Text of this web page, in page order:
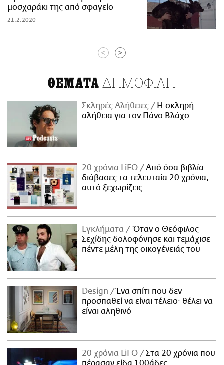
μοσχαράκι της από σφαγείο
21.2.2020
< >
ΘΕΜΑΤΑ ΔΗΜΟΦΙΛΗ
Σκληρές Αλήθειες
H σκληρή
αλήθεια για τον Πάνο Βλάχο
20 χρόνια LiFO
Από όσα βιβλία
διάβασες τα τελευταία 20 χρόνια,
αυτό ξεχωρίζεις
Εγκλήματα
Όταν ο Θεόφιλος
Σεχίδης δολοφόνησε και τεμάχισε
πέντε μέλη της οικογένειάς του
Design
Ένα σπίτι που δεν
προσπαθεί να είναι τέλειο· θέλει να
είναι αληθινό
20 χρόνια LiFO
Στα 20 χρόνια που